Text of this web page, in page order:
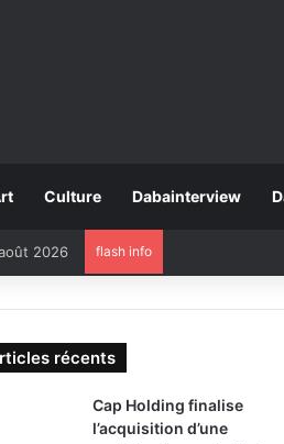
Culture Dabainterview
2026 flash info
récents
Cap Holding finalise
l’acquisition d’une